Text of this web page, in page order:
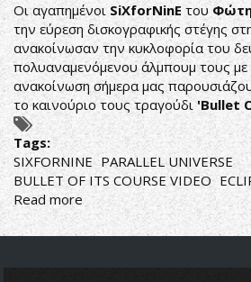
Οι αγαπημένοι SiXforNinE του
την εύρεση δισκογραφικής στέγης
ανακοίνωσαν την κυκλοφορία του
πολυαναμενόμενου άλμπουμ τους με
ανακοίνωση σήμερα μας
το καινούριο τους τραγούδι'Bullet
Tags:
SIXFORNINE PARALLEL UNIVERSE
BULLET OF ITS COURSE VIDEO
Read more about
SIXFORNINE
PARALLEL